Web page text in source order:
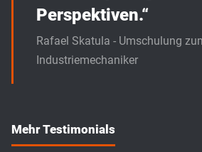
Perspektiven.“
Rafael Skatula - Umschulung
Industriemechaniker
Mehr Testimonials